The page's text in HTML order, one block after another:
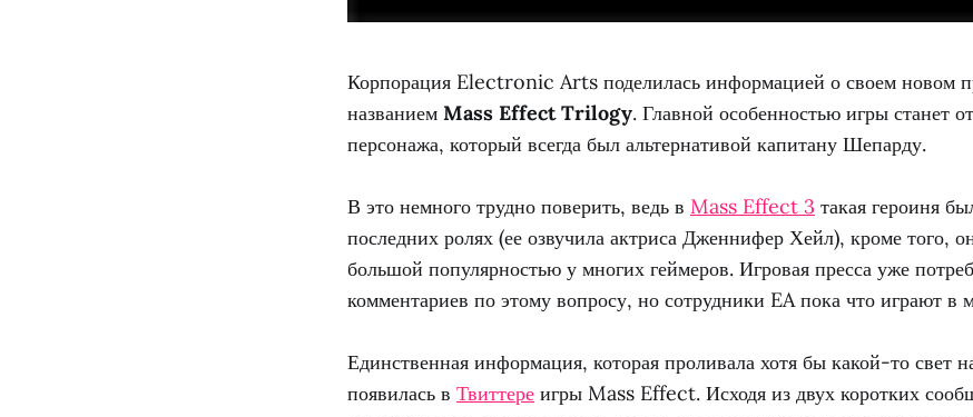
Корпорация Electronic Arts поделилась информацией о своем новом
названием Mass Effect Trilogy. Главной особенностью игры станет
персонажа, который всегда был альтернативой капитану Шепарду.
В это немного трудно поверить, ведь в Mass Effect 3 такая героиня
последних ролях (ее озвучила актриса Дженнифер Хейл), кроме того,
большой популярностью у многих геймеров. Игровая пресса уже
комментариев по этому вопросу, но сотрудники EA пока что играют в
Единственная информация, которая проливала хотя бы какой-то свет
появилась в Твиттере игры Mass Effect. Исходя из двух коротких